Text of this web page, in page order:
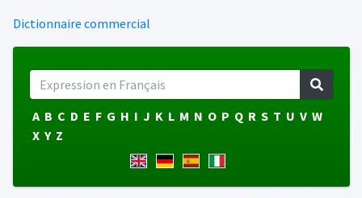
Dictionnaire commercial
A B C D E F G H I J K L M N O P Q R S T U V W
X Y Z